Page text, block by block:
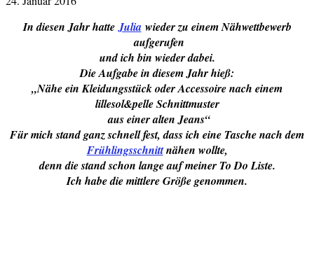
In diesen Jahr hatteJuliawieder zu einem Nähwettbewerb
aufgerufen
und ich bin wieder dabei.
Die Aufgabe in diesem Jahr hieß:
„Nähe ein Kleidungsstück oder Accessoire nach einem
lillesol&pelle Schnittmuster
aus einer alten Jeans“
Für mich stand ganz schnell fest, dass ich eine Tasche nach dem
Frühlingsschnittnähen wollte,
denn die stand schon lange auf meiner To Do Liste.
Ich habe die mittlere Größe genommen.